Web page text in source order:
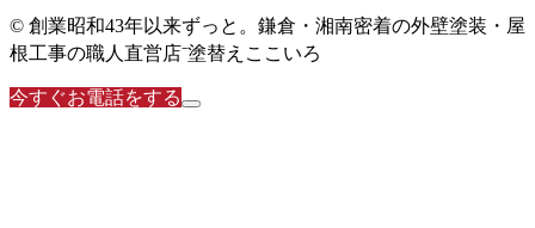
© 創業昭和43年以来ずっと。鎌倉・湘南密着の外壁塗装・屋
根工事の職人直営店⁻塗替えここいろ
今すぐお電話をする